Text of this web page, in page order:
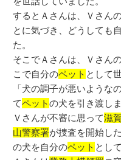
するとＡさんは、Ｖさん
とに気づき、どうしても
た。
そこでＡさんは、Ｖさん
こで自分のペット として
「犬の調子が悪いような
てペットの犬を引き渡し
Ｖさんが不審に思って滋
山警察署が捜査を開始し
の犬を自分のペット とし